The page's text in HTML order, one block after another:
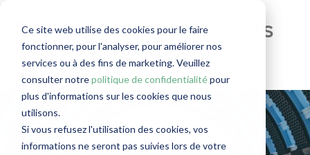
Ce site web utilise des cookies pour le faire
fonctionner, pour l'analyser, pour améliorer nos
services ou à des fins de marketing. Veuillez
consulter notrepolitique de confidentialitépour
plus d'informations sur les cookies que nous
utilisons.
Si vous refusez l'utilisation des cookies, vos
informations ne seront pas suivies lors de votre
RegLab pour les experts
comptables